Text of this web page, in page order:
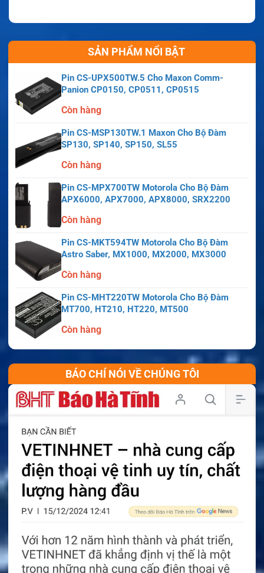
SẢN PHẨM NỔI BẬT
Pin CS-UPX500TW.5 Cho Maxon Comm-
Panion CP0150, CP0511, CP0515
Còn hàng
Pin CS-MSP130TW.1 Maxon Cho Bộ Đàm
SP130, SP140, SP150, SL55
Còn hàng
Pin CS-MPX700TW Motorola Cho Bộ Đàm
APX6000, APX7000, APX8000, SRX2200
Còn hàng
Pin CS-MKT594TW Motorola Cho Bộ Đàm
Astro Saber, MX1000, MX2000, MX3000
Còn hàng
Pin CS-MHT220TW Motorola Cho Bộ Đàm
MT700, HT210, HT220, MT500
Còn hàng
BÁO CHÍ NÓI VỀ CHÚNG TÔI